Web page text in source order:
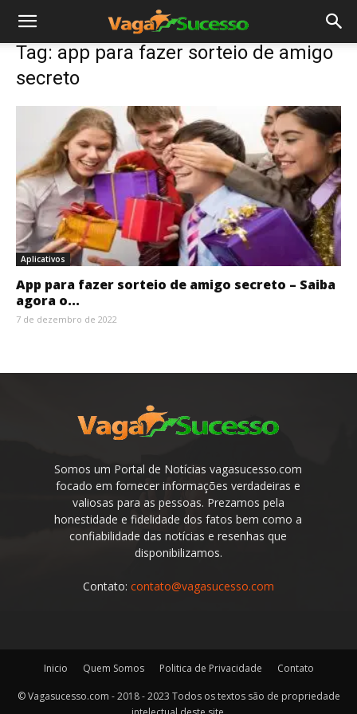
Tag: app para fazer sorteio de amigo
secreto
Aplicativos
App para fazer sorteio de amigo secreto – Saiba
agora o...
7 de dezembro de 2022
Somos um Portal de Notícias vagasucesso.com
focado em fornecer informações verdadeiras e
valiosas para as pessoas. Prezamos pela
honestidade e fidelidade dos fatos bem como a
confiabilidade das notícias e resenhas que
disponibilizamos.
Contato: contato@vagasucesso.com
Inicio Quem Somos Politica de Privacidade Contato
© Vagasucesso.com - 2018 - 2023 Todos os textos são de propriedade